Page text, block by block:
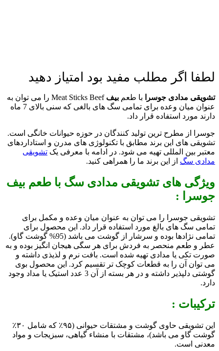
لطفا اگر مطلب مفید بود امتیاز دهید
تشویقی مدادی جوسرا با طعم بیف
Meat Sticks Beef را می توان به
عنوان میان وعده برای تمامی سگ های بالغی که سنی بالای 7 ماه
دارند مورد استفاده قرار داد.
جوسرا از مطرح ترین تولید کنندگان در حوزه حیوانات خانگی است.
تشویقی های این برند مطابق با تکنولوژی های مدرن و استاداردهای
معتبر بین المللی تهیه می شود. در ادامه با معرفی یک تشویقی
مدادی سگ از این برند ما را همراهی کنید.
ویژگی های تشویقی مدادی سگ با طعم بیف
جوسرا :
تشویقی جوسرا را می توان به عنوان میان وعده و مکمل برای
تمامی سگ های بالغ مورد استفاده قرار داد. این محصول برای
تمامی نژادها بوده و سرشار از گوشت می باشد (95% گوشت گاو).
عطر و طعم منحصر به فردش برای هر سگی هیجان انگیز بوده و به
صورت تکی یا مدادی تهیه شده است. بافت نرم و لذیذی داشته و
می توان آن را به قطعات کوچک تر تقسیم کرد. این محصول بوی
گوشتی دلپذیر داشته و در هر بسته از آن 3 عدد استیک یا مداد وجود
دارد.
ترکیبات :
این تشویقی حاوی گوشت و مشتقات حیوانی (۹۵٪ که شامل ۳۰٪
گوشت گاو می باشد)، مشتقات با منشاء گیاهی، سبزیجات و مواد
معدنی است.